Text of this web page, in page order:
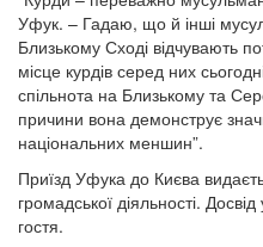
Уфук. – Гадаю, що й інші
Близькому Сході відчувають
місце курдів серед них
спільнота на Близькому та
причини вона демонструє
національних меншин”.
Приїзд Уфука до Києва
громадської діяльності.
гостя.